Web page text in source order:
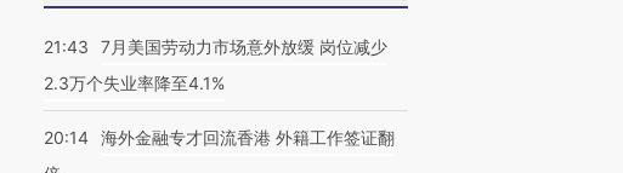
21:43
7月美国劳动力市场意外放缓 岗位减少
2.3万个失业率降至4.1%
20:14 海外金融专才回流香港 外籍工作签证翻